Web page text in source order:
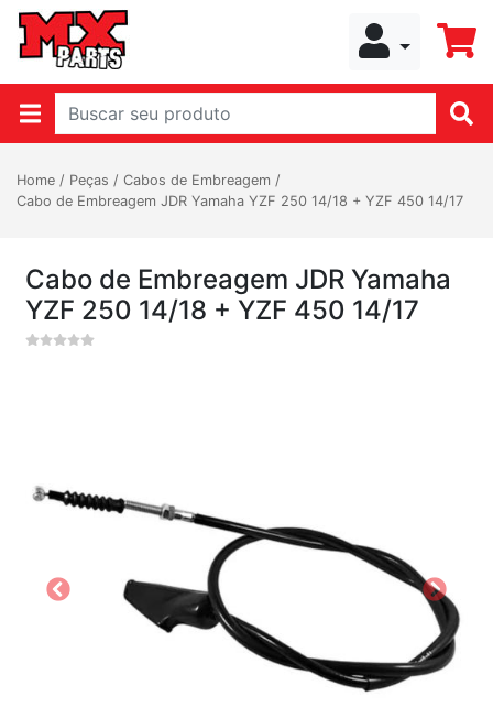
Home / Peças / Cabos de Embreagem /
Cabo de Embreagem JDR Yamaha YZF 250 14/18 + YZF 450 14/17
Cabo de Embreagem JDR Yamaha
YZF 250 14/18 + YZF 450 14/17